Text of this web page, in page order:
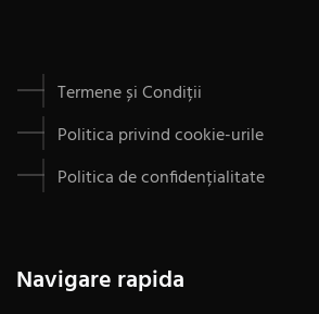
Termene și Condiții
Politica privind cookie-urile
Politica de confidențialitate
Navigare rapida